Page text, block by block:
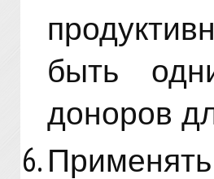
быть
доноров